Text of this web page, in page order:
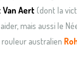
Van Aert (dont la
mais aussi le
australien